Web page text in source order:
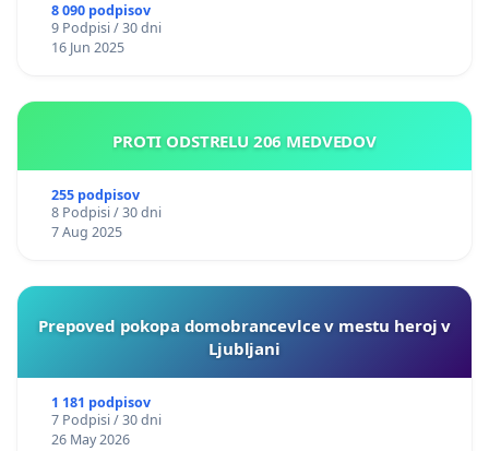
8 090 podpisov
9 Podpisi / 30 dni
16 Jun 2025
PROTI ODSTRELU 206 MEDVEDOV
255 podpisov
8 Podpisi / 30 dni
7 Aug 2025
Prepoved pokopa domobrancevlce v mestu heroj v
Ljubljani
1 181 podpisov
7 Podpisi / 30 dni
26 May 2026